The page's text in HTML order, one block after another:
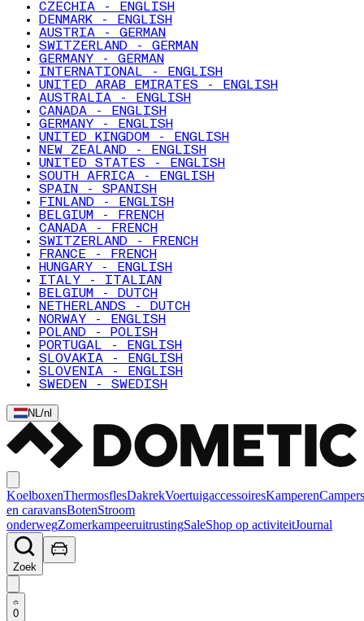
CZECHIA - ENGLISH
DENMARK - ENGLISH
AUSTRIA - GERMAN
SWITZERLAND - GERMAN
GERMANY - GERMAN
INTERNATIONAL - ENGLISH
UNITED ARAB EMIRATES - ENGLISH
AUSTRALIA - ENGLISH
CANADA - ENGLISH
GERMANY - ENGLISH
UNITED KINGDOM - ENGLISH
NEW ZEALAND - ENGLISH
UNITED STATES - ENGLISH
SOUTH AFRICA - ENGLISH
SPAIN - SPANISH
FINLAND - ENGLISH
BELGIUM - FRENCH
CANADA - FRENCH
SWITZERLAND - FRENCH
FRANCE - FRENCH
HUNGARY - ENGLISH
ITALY - ITALIAN
BELGIUM - DUTCH
NETHERLANDS - DUTCH
NORWAY - ENGLISH
POLAND - POLISH
PORTUGAL - ENGLISH
SLOVAKIA - ENGLISH
SLOVENIA - ENGLISH
SWEDEN - SWEDISH
NL/nl
KoelboxenThermosflesDakrekVoertuigaccessoiresKamperenCampers
en caravansBotenStroom
onderwegZomerkampeeruitrustingSaleShop op activiteitJournal
Zoek
0